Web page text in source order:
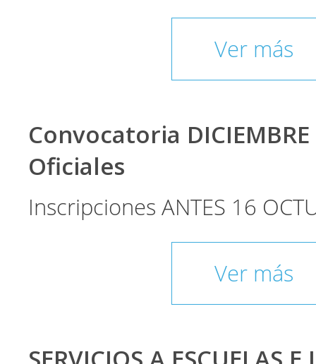
Ver más
Convocatoria
Oficiales
Inscripciones ANTES 16
Ver más